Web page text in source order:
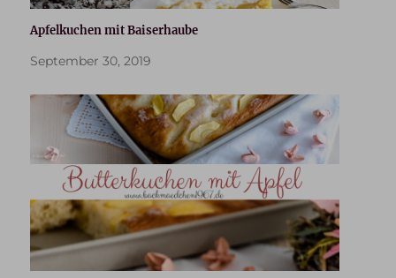
Apfelkuchen mit Baiserhaube
September 30, 2019